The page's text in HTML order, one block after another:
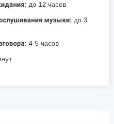
до 12 часов
музыки: до 3
4-5 часов